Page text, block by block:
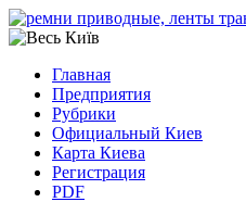
Главная
Предприятия
Рубрики
Официальный Киев
Карта Киева
Регистрация
PDF